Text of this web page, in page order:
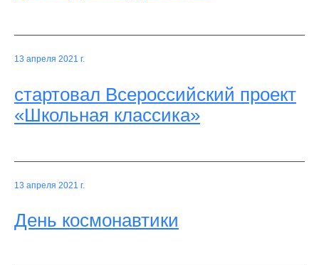
13 апреля 2021 г.
стартовал Всероссийский проект
«Школьная классика»
13 апреля 2021 г.
День космонавтики